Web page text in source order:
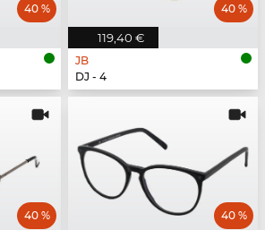
40 %
119,40 €
40 %
JB
DJ - 4
40 % 40 %